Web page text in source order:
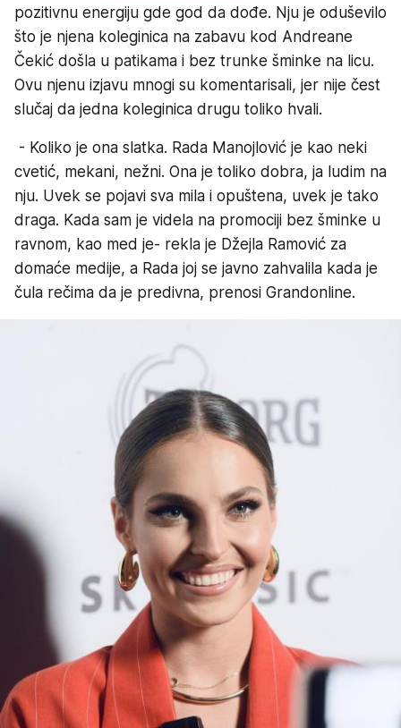
pozitivnu energiju gde god da dođe. Nju je oduševilo
što je njena koleginica na zabavu kod Andreane
Čekić došla u patikama i bez trunke šminke na licu.
Ovu njenu izjavu mnogi su komentarisali, jer nije čest
slučaj da jedna koleginica drugu toliko hvali.
- Koliko je ona slatka. Rada Manojlović je kao neki
cvetić, mekani, nežni. Ona je toliko dobra, ja ludim na
nju. Uvek se pojavi sva mila i opuštena, uvek je tako
draga. Kada sam je videla na promociji bez šminke u
ravnom, kao med je- rekla je Džejla Ramović za
domaće medije, a Rada joj se javno zahvalila kada je
čula rečima da je predivna, prenosi Grandonline.